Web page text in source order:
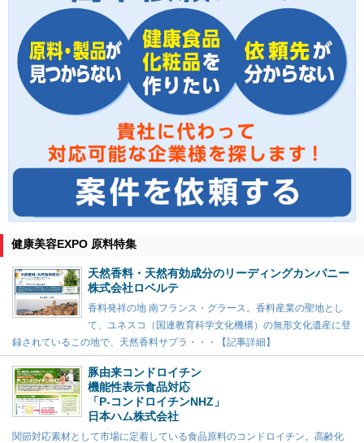
健康美容EXPO 原料特集
天然香料・天然有効成分のリーディングカンパニー
株式会社ロベルテ
香料発祥の地 南フランス・グラース。香料産業の聖地とし
て、ユネスコ（国連教育科学文化機構）の無形文化遺産に登
録されているこの地で、天然香料サプラ・・・【記事詳細】
豚由来コンドロイチン
機能性表示食品対応
「P-コンドロイチンNHZ」
日本ハム株式会社
関節対応素材として市場に定着している食品原料のコンドロイチン。高齢化